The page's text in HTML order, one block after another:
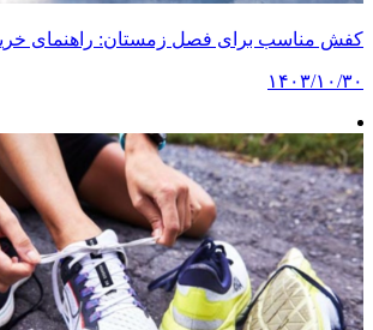
کفش مناسب برای فصل زمستان: راهنمای
۱۴۰۳/۱۰/۳۰